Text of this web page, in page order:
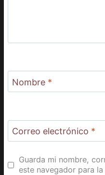
Nombre *
Correo electrónico *
Guarda mi nombre,
este navegador para